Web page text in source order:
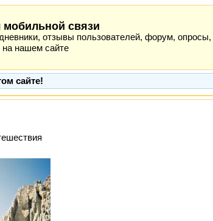
мобильной связи
отзывы пользователей, форум,
на нашем сайте
сайте!